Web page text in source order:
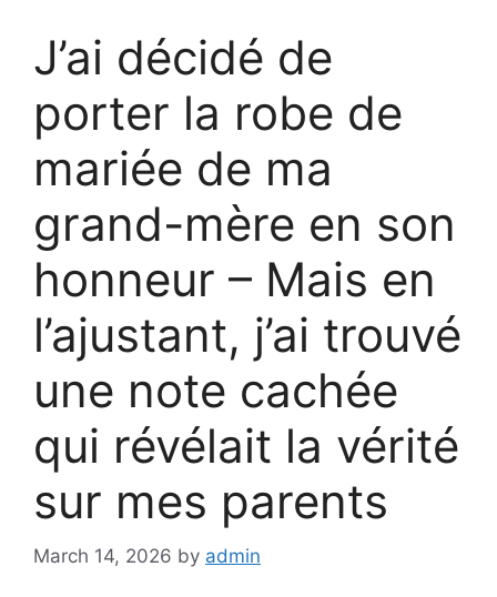
J’ai décidé de
porter la robe de
mariée de ma
grand-mère en son
honneur – Mais en
l’ajustant, j’ai trouvé
une note cachée
qui révélait la vérité
sur mes parents
March 14, 2026 by admin